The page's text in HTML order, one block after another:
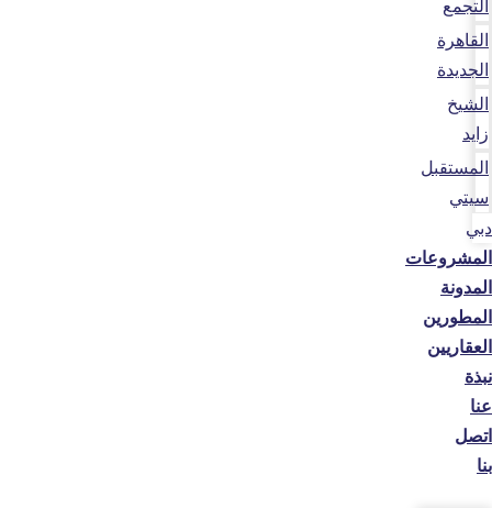
القاهرة
الجديدة
الشيخ
زايد
المستقبل
سيتي
دبي
المشروعات
المدونة
المطورين
العقاريين
نبذة
عنا
اتصل
بنا